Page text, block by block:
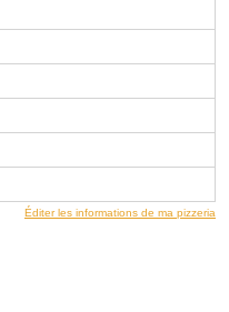
Éditer les informations de ma pizzeria